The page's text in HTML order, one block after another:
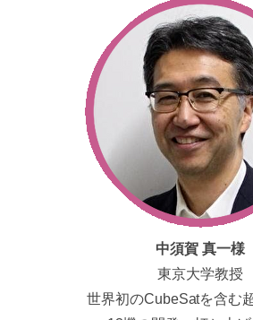
中須賀 真一様
東京大学教授
世界初のCubeSatを含む